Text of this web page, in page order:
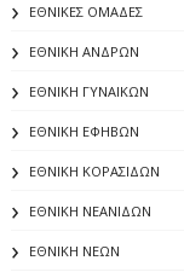
ΕΘΝΙΚΕΣ ΟΜΑΔΕΣ
ΕΘΝΙΚΗ ΑΝΔΡΩΝ
ΕΘΝΙΚΗ ΓΥΝΑΙΚΩΝ
ΕΘΝΙΚΗ ΕΦΗΒΩΝ
ΕΘΝΙΚΗ ΚΟΡΑΣΙΔΩΝ
ΕΘΝΙΚΗ ΝΕΑΝΙΔΩΝ
ΕΘΝΙΚΗ ΝΕΩΝ